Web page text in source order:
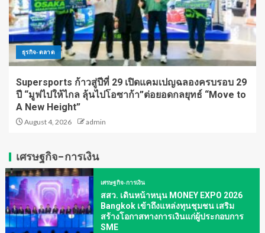
ธุรกิจ-ตลาด
Supersports ก้าวสู่ปีที่ 29 เปิดแคมเปญฉลองครบรอบ 29
ปี “มูฟไปให้ไกล ลุ้นไปโอซาก้า”ต่อยอดกลยุทธ์ “Move to
A New Height”
August 4, 2026 admin
เศรษฐกิจ-การเงิน
เศรษฐกิจ-การเงิน
สสว. เดินหน้าหนุน MONEY EXPO 2026
Bangkok เข้าถึงแหล่งทุนชุมชน เสริม
สร้างโอกาสทางการเงินแก่ผู้ประกอบการ
SME